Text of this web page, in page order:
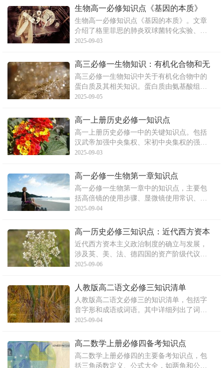
环境、控制物质进出细胞以及进行细胞间的
信息交流。而植物细胞的细胞壁由纤维素和
果胶构成，具有支持和保护
生物高一必修知识点《基因的本质》
生物高一必修知识点《基因的本质》。文章
介绍了格里菲思的肺炎双球菌转化实验、艾
弗里的实验以及郝尔希和蔡斯噬菌体侵染细
时，烟草花叶病毒感染烟草实验证明了RNA
在某些病毒中也是遗传物质。最后总结了细
胞生物和非细胞生物的
2025-09-03
高三必修一生物知识：有机化合物和无
机化合物
高三必修一生物知识中关于有机化合物中的
蛋白质及其相关知识。蛋白质由氨基酸组
成，具有多样性和复杂性的特点。蛋白质的
能等。脱水缩合是氨基酸分子间连接的方式
2025-09-05
高一上册历史必修一知识点
高一上册历史必修一中的关键知识点。包括
汉武帝加强中央集权、宋初中央集权的强
化、唐的三省六部制、元朝的行省制度、选
加强。此外，还介绍了“市”的形成与发展及
其特点，以及“重农抑商”和“海禁”政策的基本
含义及其影响。这
2025-09-03
高一必修一生物第一章知识点
高一必修一生物第一章中的知识点，主要包
括高倍镜的使用步骤、显微镜使用常识、原
核生物与真核生物主要类群以及细胞的吸水
方法和显微镜使用中的注意事项，介绍了原
核生物和真核生物的分类，以及细胞吸水和
失水的原理。通过本文的
2025-09-04
高一历史必修三知识点：近代西方资本
主义政治制度的确立与发展
近代西方资本主义政治制度的确立与发展，
涉及英、美、法、德四国的资产阶级代议
制。英国确立了君主立宪制，美国确立了共
度。这些制度在各国国情的基础上建立，没
有先进落后之分。文章详细阐述了各国的政
治制度的特征和确立过程，包
2025-09-06
人教版高二语文必修三知识清单
人教版高二语文必修三的知识清单，包括字
音字形和成语或词语。其中详细列出了词汇
表中的单词，并对一些成语的含义进行了简
课文《祝福》中的一些字音字形和成语。
2025-09-04
高二数学上册必修四备考知识点
高二数学上册必修四的主要备考知识点，包
括三角函数定义、公式大全，如两角和公